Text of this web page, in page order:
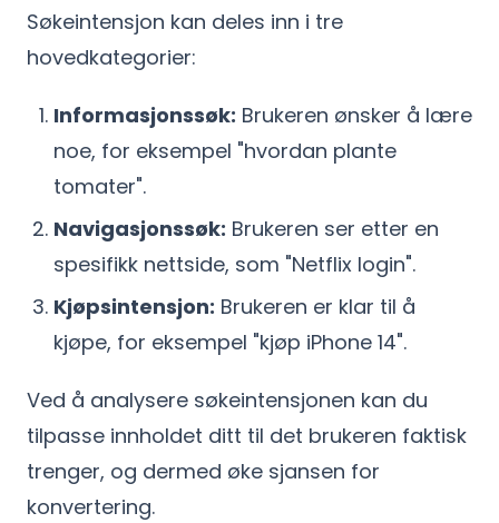
Søkeintensjon kan deles inn i tre
hovedkategorier:
Informasjonssøk: Brukeren ønsker å lære
noe, for eksempel "hvordan plante
tomater".
Navigasjonssøk: Brukeren ser etter en
spesifikk nettside, som "Netflix login".
Kjøpsintensjon: Brukeren er klar til å
kjøpe, for eksempel "kjøp iPhone 14".
Ved å analysere søkeintensjonen kan du
tilpasse innholdet ditt til det brukeren faktisk
trenger, og dermed øke sjansen for
konvertering.